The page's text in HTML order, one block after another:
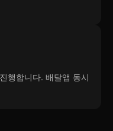
행합니다. 배달앱 동시